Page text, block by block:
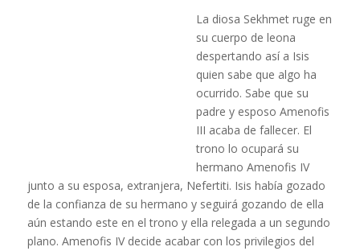
La diosa Sekhmet ruge en
su cuerpo de leona
despertando así a Isis
quien sabe que algo ha
ocurrido. Sabe que su
padre y esposo Amenofis
III acaba de fallecer. El
trono lo ocupará su
hermano Amenofis IV
junto a su esposa, extranjera, Nefertiti. Isis había gozado
de la confianza de su hermano y seguirá gozando de ella
aún estando este en el trono y ella relegada a un segundo
plano. Amenofis IV decide acabar con los privilegios del